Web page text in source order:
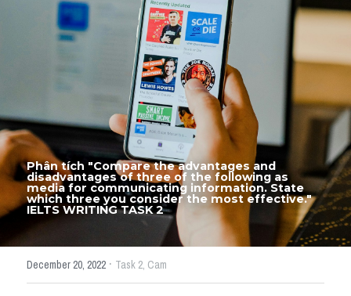
Thư Tín
Mixed
Vocabularies
Đề writing theo topic
Pie
Line graph
Bar chart
Thành tích học viên
Phân tích "Compare the advantages and
disadvantages of three of the following as
media for communicating information. State
which three you consider the most effective.​"
IELTS WRITING TASK 2
December 20, 2022 · Task 2, Cam